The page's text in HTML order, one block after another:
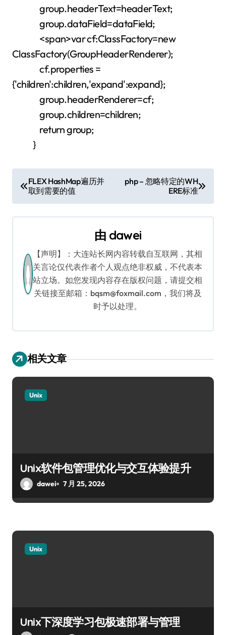
group.headerText=headerText;
group.dataField=dataField;
<span>var cf:ClassFactory=new
ClassFactory(GroupHeaderRenderer);
cf.properties =
{'children':children,'expand':expand};
group.headerRenderer=cf;
group.children=children;
return group;
}
文
章
导
FLEX HashMap遍历并
取到需要的值
php – 忽略特定的WH
ERE标准
由 dawei
【声明】：大连站长网内容转载自互联网，其相
关言论仅代表作者个人观点绝非权威，不代表本
站立场。如您发现内容存在版权问题，请提交相
关链接至邮箱：bqsm@foxmail.com，我们将及
时予以处理。
相关文章
Unix
Unix软件包管理优化与交互体验提升
dawei 7 月 25, 2026
Unix
Unix下深度学习包极速部署与管理